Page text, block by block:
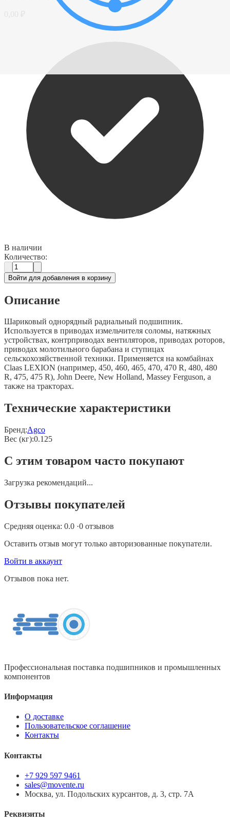
В наличии
Количество:
Войти для добавления в корзину
Описание
Шариковый однорядный радиальный подшипник.
Используется в приводах измельчителя соломы, натяжных
устройствах, контрприводах вентиляторов, приводах роторов,
приводах молотильного барабана и ступицах
сельскохозяйственной техники. Применяется на комбайнах
Claas LEXION (например, 450, 460, 465, 470, 470 R, 480, 480
R, 475, 475 R), John Deere, New Holland, Massey Ferguson, а
также на тракторах.
Технические характеристики
Бренд:Agco
Вес (кг):0.125
С этим товаром часто покупают
Загрузка рекомендаций...
Отзывы покупателей
Средняя оценка: 0.0 ·0 отзывов
Оставить отзыв могут только авторизованные покупатели.
Войти в аккаунт
Отзывов пока нет.
Профессиональная поставка подшипников и промышленных
компонентов
Информация
О доставке
Пользовательское соглашение
Контакты
Контакты
+7 929 597 9461
sales@movente.ru
Москва, ул. Подольских курсантов, д. 3, стр. 7А
Реквизиты